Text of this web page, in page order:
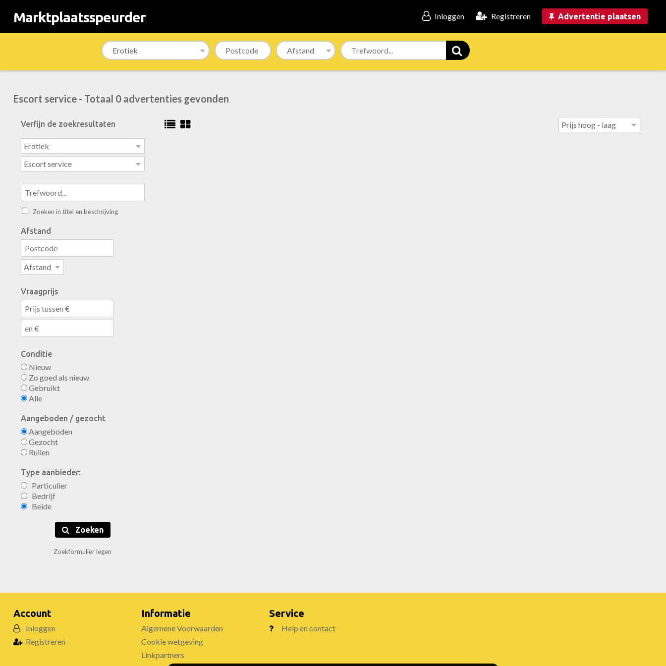
Marktplaatsspeurder Inloggen Registreren Advertentie plaatsen
Escort service - Totaal 0 advertenties gevonden
Verfijn de zoekresultaten
Zoeken in titel en beschrijving
Afstand
Vraagprijs
Conditie
Nieuw
Zo goed als nieuw
Gebruikt
Alle
Aangeboden / gezocht
Aangeboden
Gezocht
Ruilen
Type aanbieder:
Particulier
Bedrijf
Beide
Zoeken
Zoekformulier legen
Account
Inloggen
Registreren
Informatie
Algemene Voorwaarden
Cookie wetgeving
Linkpartners
Service
Help en contact